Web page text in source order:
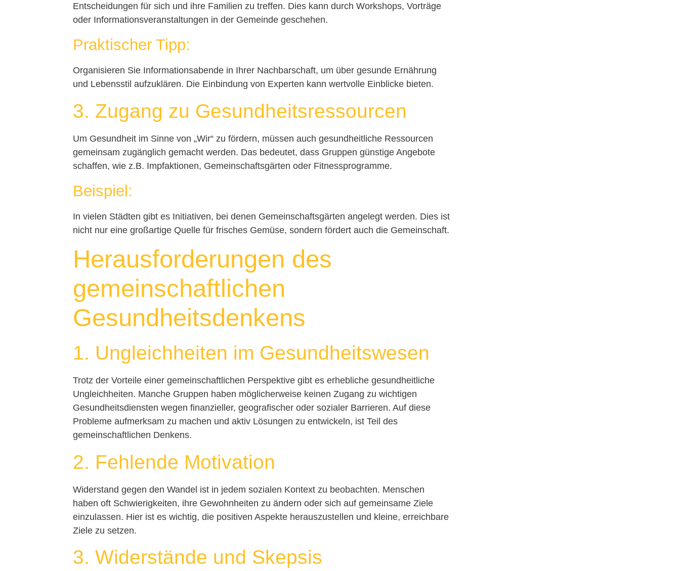
Entscheidungen für sich und ihre Familien zu treffen. Dies kann durch Workshops, Vorträge
oder Informationsveranstaltungen in der Gemeinde geschehen.
Praktischer Tipp:
Organisieren Sie Informationsabende in Ihrer Nachbarschaft, um über gesunde Ernährung
und Lebensstil aufzuklären. Die Einbindung von Experten kann wertvolle Einblicke bieten.
3. Zugang zu Gesundheitsressourcen
Um Gesundheit im Sinne von „Wir“ zu fördern, müssen auch gesundheitliche Ressourcen
gemeinsam zugänglich gemacht werden. Das bedeutet, dass Gruppen günstige Angebote
schaffen, wie z.B. Impfaktionen, Gemeinschaftsgärten oder Fitnessprogramme.
Beispiel:
In vielen Städten gibt es Initiativen, bei denen Gemeinschaftsgärten angelegt werden. Dies ist
nicht nur eine großartige Quelle für frisches Gemüse, sondern fördert auch die Gemeinschaft.
Herausforderungen des
gemeinschaftlichen
Gesundheitsdenkens
1. Ungleichheiten im Gesundheitswesen
Trotz der Vorteile einer gemeinschaftlichen Perspektive gibt es erhebliche gesundheitliche
Ungleichheiten. Manche Gruppen haben möglicherweise keinen Zugang zu wichtigen
Gesundheitsdiensten wegen finanzieller, geografischer oder sozialer Barrieren. Auf diese
Probleme aufmerksam zu machen und aktiv Lösungen zu entwickeln, ist Teil des
gemeinschaftlichen Denkens.
2. Fehlende Motivation
Widerstand gegen den Wandel ist in jedem sozialen Kontext zu beobachten. Menschen
haben oft Schwierigkeiten, ihre Gewohnheiten zu ändern oder sich auf gemeinsame Ziele
einzulassen. Hier ist es wichtig, die positiven Aspekte herauszustellen und kleine, erreichbare
Ziele zu setzen.
3. Widerstände und Skepsis